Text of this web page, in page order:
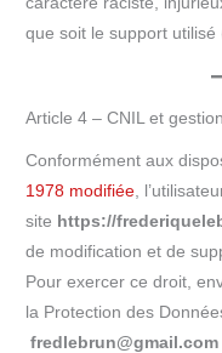
que soit le support
Article 4 – CNIL et
Conformément aux
1978 modifiée ,
site https://
de modification et de
Pour exercer ce droit,
la Protection des
fredlebrun@gmail.com